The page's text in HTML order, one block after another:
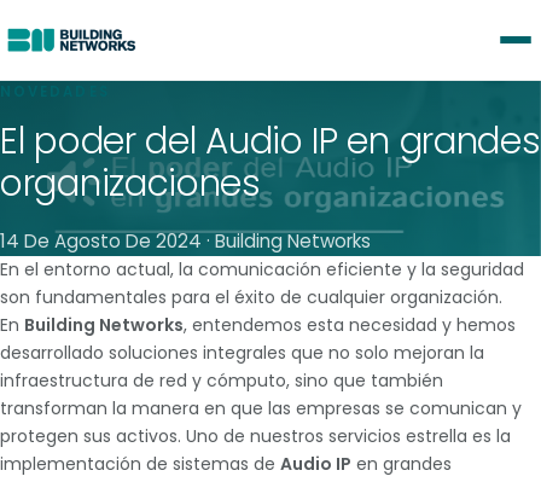
Servicios y Productos
Videovigilancia
Control de Accesos
Data Center
Infraestructura de Red
Audio IP
El poder del Audio IP en grandes
organizaciones
14 De Agosto De 2024 · Building Networks
En el entorno actual, la comunicación eficiente y la seguridad
son fundamentales para el éxito de cualquier organización.
En Building Networks, entendemos esta necesidad y hemos
desarrollado soluciones integrales que no solo mejoran la
infraestructura de red y cómputo, sino que también
transforman la manera en que las empresas se comunican y
protegen sus activos. Uno de nuestros servicios estrella es la
implementación de sistemas de Audio IP en grandes